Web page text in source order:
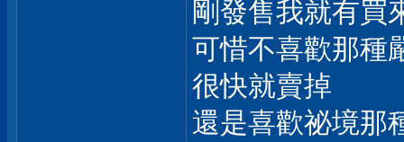
剛發售我就有買
可惜不喜歡那種
很快就賣掉
還是喜歡祕境那